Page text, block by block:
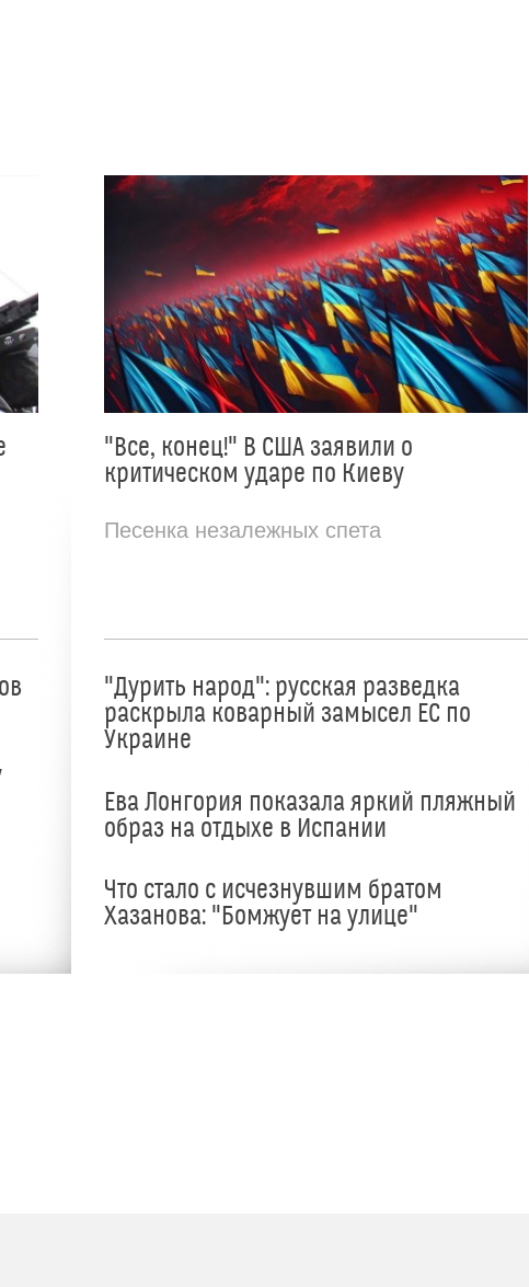
"Все, конец!" В США заявили о
критическом ударе по Киеву
Песенка незалежных спета
"Дурить народ": русская разведка
раскрыла коварный замысел ЕС по
Украине
Ева Лонгория показала яркий пляжный
образ на отдыхе в Испании
Что стало с исчезнувшим братом
Хазанова: "Бомжует на улице"